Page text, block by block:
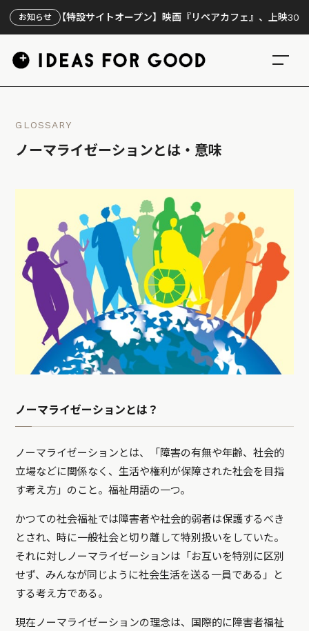
お知らせ
【特設サイトオープン】映画『リペアカフェ』、上映300回の先で
GLOSSARY
ノーマライゼーションとは・意味
ノーマライゼーションとは？
ノーマライゼーションとは、「障害の有無や年齢、社会的
立場などに関係なく、生活や権利が保障された社会を目指
す考え方」のこと。福祉用語の一つ。
かつての社会福祉では障害者や社会的弱者は保護するべき
とされ、時に一般社会と切り離して特別扱いをしていた。
それに対しノーマライゼーションは「お互いを特別に区別
せず、みんなが同じように社会生活を送る一員である」と
する考え方である。
現在ノーマライゼーションの理念は、国際的に障害者福祉